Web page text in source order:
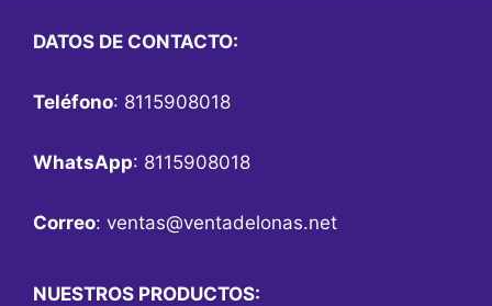
DATOS DE CONTACTO:
Teléfono: 8115908018
WhatsApp: 8115908018
Correo: ventas@ventadelonas.net
NUESTROS PRODUCTOS: